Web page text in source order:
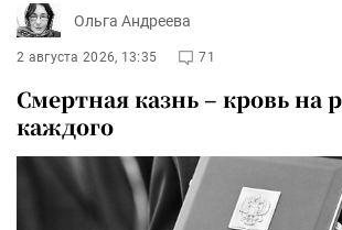
Ольга Андреева
2 августа 2026, 13:35 71
Смертная казнь – кровь на
каждого